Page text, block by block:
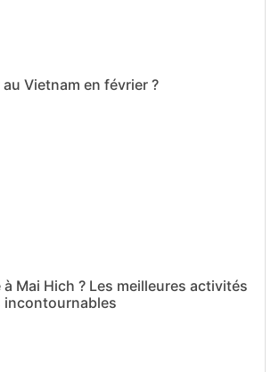
Vietnam en février ?
à Mai Hich ? Les meilleures activités
incontournables